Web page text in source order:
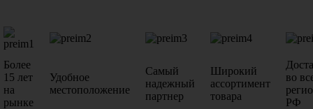
Более
15 лет
на
рынке
Удобное
местоположение
Самый
надежный
партнер
Широкий
ассортимент
товара
во
РФ